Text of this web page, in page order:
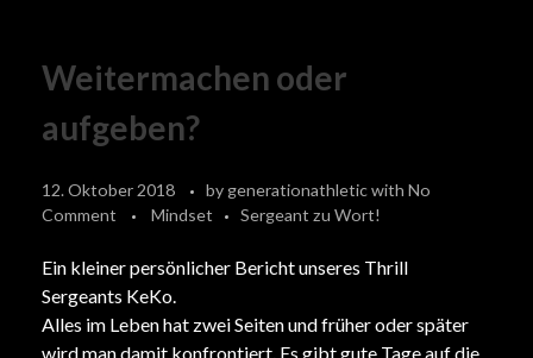
Weitermachen oder
aufgeben?
12. Oktober 2018 by generationathleticwith No
Comment
Mindset Sergeant zu Wort!
Ein kleiner persönlicher Bericht unseres Thrill
Sergeants KeKo.
Alles im Leben hat zwei Seiten und früher oder später
wird man damit konfrontiert. Es gibt gute Tage auf die